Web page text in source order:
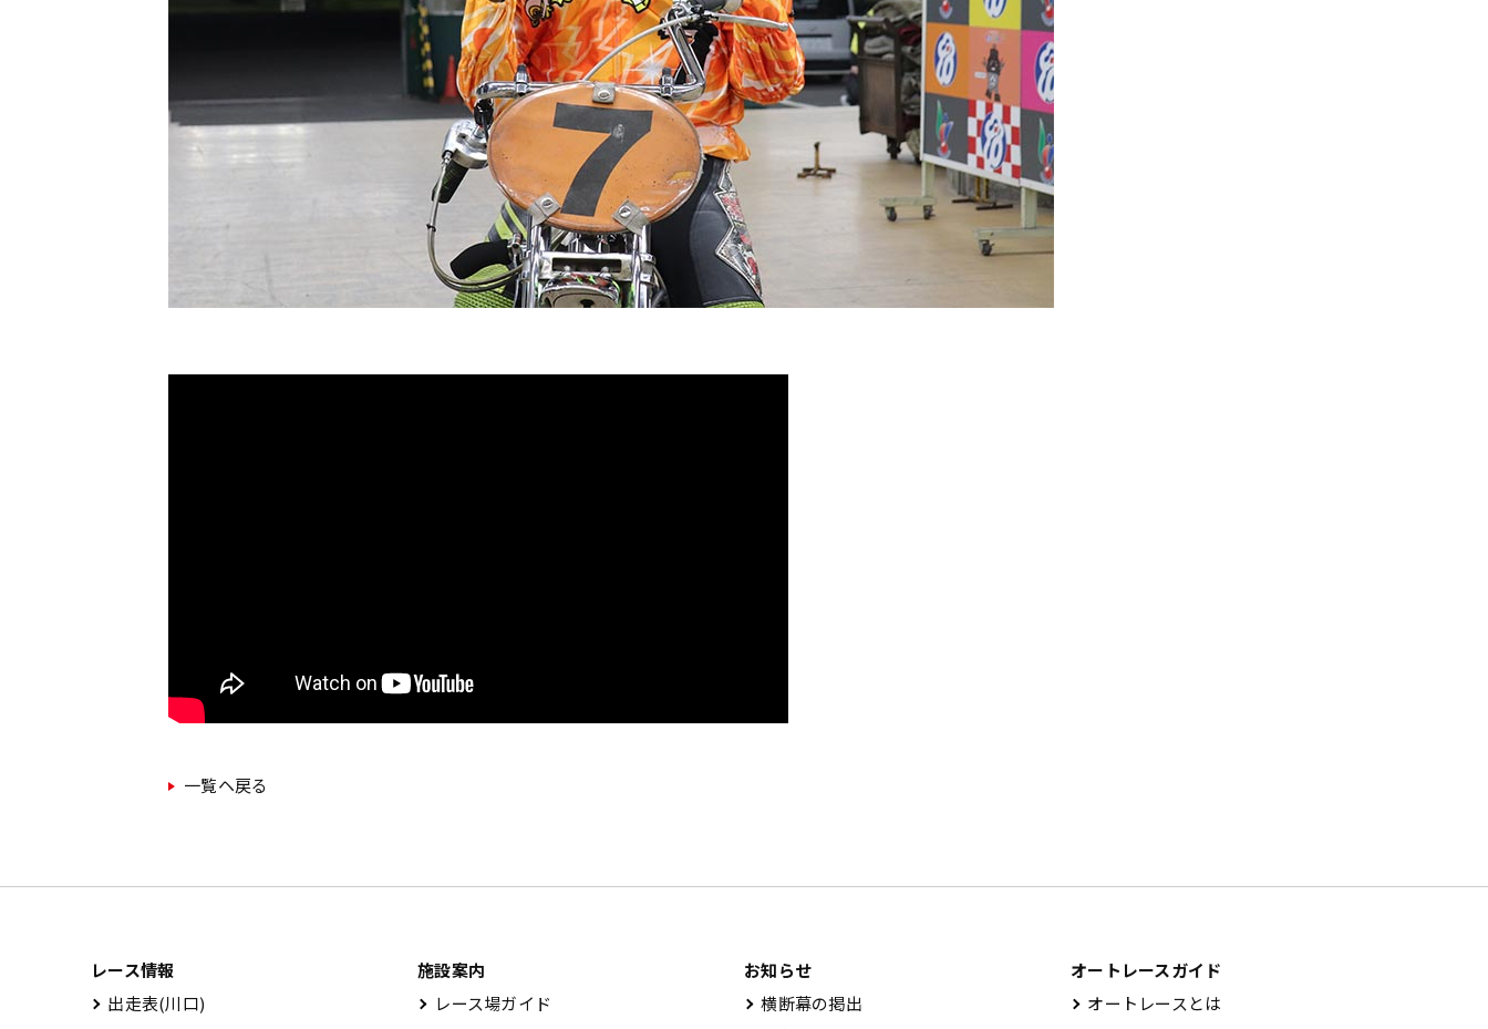
一覧ヘ戻る
レース情報
出⾛表(川⼝)
施設案内
レース場ガイド
お知らせ
横断幕の掲出
オートレースガイド
オートレースとは